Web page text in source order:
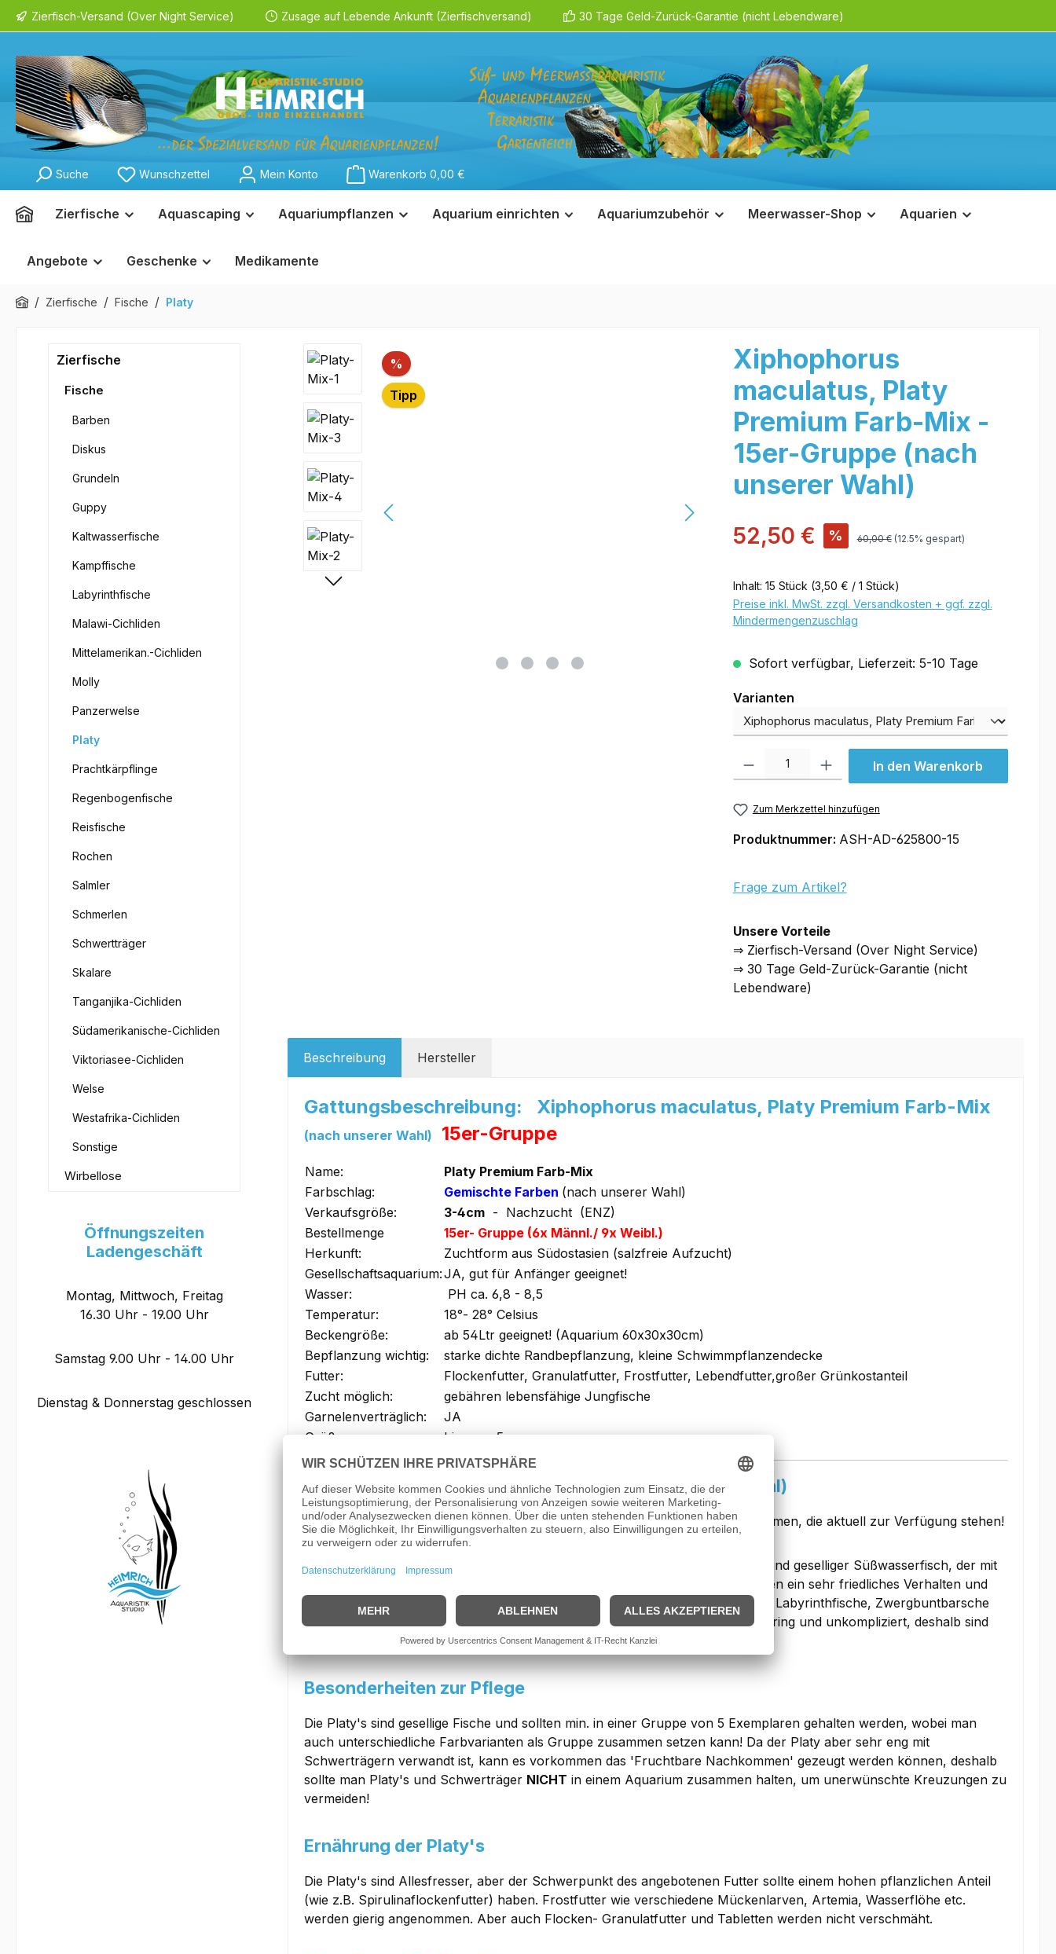
Zur Hauptnavigation springen
Zierfisch-Versand (Over Night Service) Zusage auf Lebende Ankunft (Zierfischversand) 30 Tage Geld-Zurück-Garantie (nicht Lebendware)
Suche Wunschzettel Mein Konto Warenkorb 0,00 €
Zierfische Aquascaping Aquariumpflanzen Aquarium einrichten Aquariumzubehör Meerwasser-Shop Aquarien
Angebote Geschenke Medikamente
/ Zierfische / Fische / Platy
Zierfische
Fische
Barben
Diskus
Grundeln
Guppy
Kaltwasserfische
Kampffische
Labyrinthfische
Malawi-Cichliden
Mittelamerikan.-Cichliden
Molly
Panzerwelse
Platy
Prachtkärpflinge
Regenbogenfische
Reisfische
Rochen
Salmler
Schmerlen
Schwertträger
Skalare
Tanganjika-Cichliden
Südamerikanische-Cichliden
Viktoriasee-Cichliden
Welse
Westafrika-Cichliden
Sonstige
Wirbellose
Öffnungszeiten
Ladengeschäft
Montag, Mittwoch, Freitag
16.30 Uhr - 19.00 Uhr
Samstag 9.00 Uhr - 14.00 Uhr
Dienstag & Donnerstag geschlossen
Bildergalerie überspringen
% Rabatt
Tipp
Xiphophorus
maculatus, Platy
Premium Farb-Mix -
15er-Gruppe (nach
unserer Wahl)
52,50 € % 60,00 € (12.5% gespart)
Inhalt: 15 Stück (3,50 € / 1 Stück)
Preise inkl. MwSt. zzgl. Versandkosten + ggf. zzgl.
Mindermengenzuschlag
Sofort verfügbar, Lieferzeit: 5-10 Tage
Varianten
Varianten
In den Warenkorb
Zum Merkzettel hinzufügen
Produktnummer: ASH-AD-625800-15
Frage zum Artikel?
Unsere Vorteile
⇒ Zierfisch-Versand (Over Night Service)
⇒ 30 Tage Geld-Zurück-Garantie (nicht
Lebendware)
Beschreibung Hersteller
Gattungsbeschreibung: Xiphophorus maculatus, Platy Premium Farb-Mix
(nach unserer Wahl) 15er-Gruppe
Name:
Platy Premium Farb-Mix
Farbschlag:
Gemischte Farben (nach unserer Wahl)
Verkaufsgröße:
3-4cm - Nachzucht (ENZ)
Bestellmenge
15er- Gruppe (6x Männl./ 9x Weibl.)
Herkunft:
Zuchtform aus Südostasien (salzfreie Aufzucht)
Gesellschaftsaquarium:JA, gut für Anfänger geeignet!
Wasser:
PH ca. 6,8 - 8,5
Temperatur:
18°- 28° Celsius
Beckengröße:
ab 54Ltr geeignet! (Aquarium 60x30x30cm)
Bepflanzung wichtig:
starke dichte Randbepflanzung, kleine Schwimmpflanzendecke
Futter:
Flockenfutter, Granulatfutter, Frostfutter, Lebendfutter,großer Grünkostanteil
Zucht möglich:
gebähren lebensfähige Jungfische
Garnelenverträglich:
JA
Größe:
bis max. 5cm
Bemerkung: Platy Premium Farb-Mix (nach unserer Wahl)
Bei diesenPlaty Premium Farb-Mixhandelt es sich um sehr attraktive Farbformen, die aktuell zur Verfügung stehen!
Der Platy, der auch als Spiegelkärpfling bezeichnet wird, ist ein farbenfroher und geselliger Süßwasserfisch, der mit
max. 5cm Größe gut in kleineren Aquarien gehalten werden kann. Platy's haben ein sehr friedliches Verhalten und
können deshalb gut mit anderen Fischen, wie z.B. Guppy's, Molly's, Salmlern, Labyrinthfische, Zwergbuntbarsche
und Welsen vergesellschaftet werden! Die Pflegeansprüche der Platy's sind gering und unkompliziert, deshalb sind
diese Fische auch gut für Anfänger geeignet!
Besonderheiten zur Pflege
Die Platy's sind gesellige Fische und sollten min. in einer Gruppe von 5 Exemplaren gehalten werden, wobei man
auch unterschiedliche Farbvarianten als Gruppe zusammen setzen kann! Da der Platy aber sehr eng mit
Schwerträgern verwandt ist, kann es vorkommen das 'Fruchtbare Nachkommen' gezeugt werden können, deshalb
sollte man Platy's und Schwerträger NICHT in einem Aquarium zusammen halten, um unerwünschte Kreuzungen zu
vermeiden!
Ernährung der Platy's
Die Platy's sind Allesfresser, aber der Schwerpunkt des angebotenen Futter sollte einem hohen pflanzlichen Anteil
(wie z.B. Spirulinaflockenfutter) haben. Frostfutter wie verschiedene Mückenlarven, Artemia, Wasserflöhe etc.
werden gierig angenommen. Aber auch Flocken- Granulatfutter und Tabletten werden nicht verschmäht.